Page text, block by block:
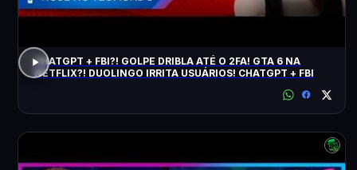
CHATGPT + FBI?! GOLPE DRIBLA ATÉ O 2FA! GTA 6 NA
NETFLIX?! DUOLINGO IRRITA USUÁRIOS! CHATGPT + FBI